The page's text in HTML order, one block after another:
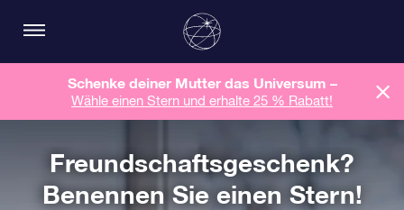
Schenke deiner Mutter das Universum –
Wähle einen Stern und erhalte 25 % Rabatt!
Freundschaftsgeschenk?
Benennen Sie einen Stern!